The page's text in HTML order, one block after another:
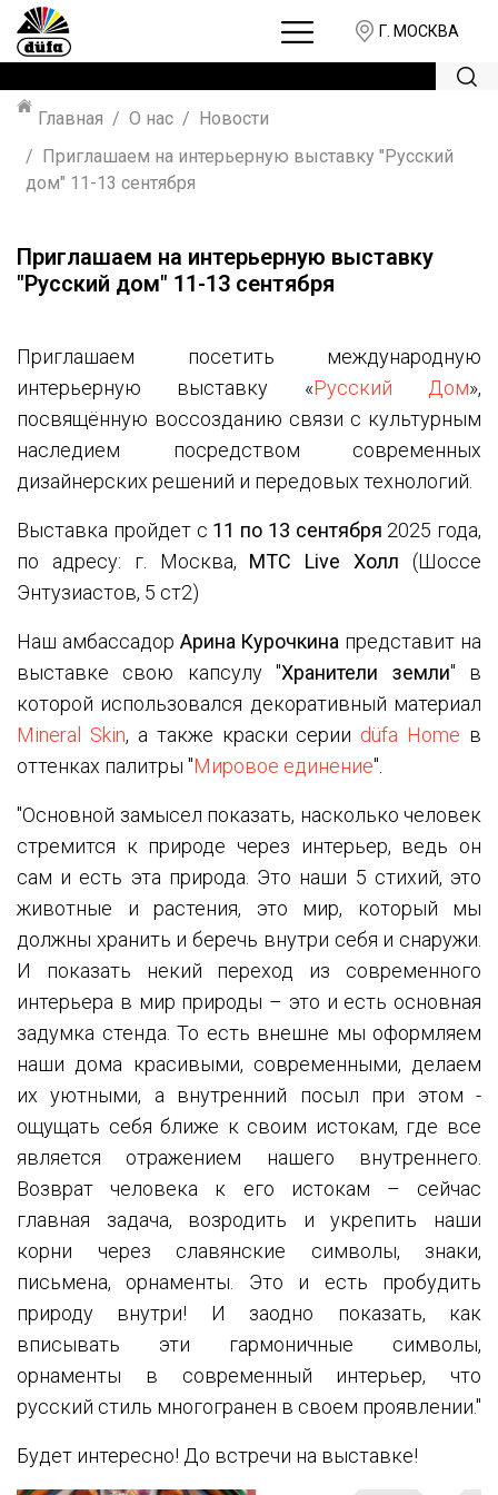
Г. МОСКВА
Главная О нас
Новости
Приглашаем на интерьерную выставку "Русский
дом" 11-13 сентября
Приглашаем на интерьерную выставку
"Русский дом" 11-13 сентября
Приглашаем посетить международную
интерьерную выставку «Русский Дом»,
посвящённую воссозданию связи с культурным
наследием посредством современных
дизайнерских решений и передовых технологий.
Выставка пройдет с 11 по 13 сентября 2025 года,
по адресу: г. Москва, МТС Live Холл (Шоссе
Энтузиастов, 5 ст2)
Наш амбассадор Арина Курочкина представит на
выставке свою капсулу "Хранители земли" в
которой использовался декоративный материал
Mineral Skin, а также краски серии düfa Home в
оттенках палитры "Мировое единение".
"Основной замысел показать, насколько человек
стремится к природе через интерьер, ведь он
сам и есть эта природа. Это наши 5 стихий, это
животные и растения, это мир, который мы
должны хранить и беречь внутри себя и снаружи.
И показать некий переход из современного
интерьера в мир природы – это и есть основная
задумка стенда. То есть внешне мы оформляем
наши дома красивыми, современными, делаем
их уютными, а внутренний посыл при этом -
ощущать себя ближе к своим истокам, где все
является отражением нашего внутреннего.
Возврат человека к его истокам – сейчас
главная задача, возродить и укрепить наши
корни через славянские символы, знаки,
письмена, орнаменты. Это и есть пробудить
природу внутри! И заодно показать, как
вписывать эти гармоничные символы,
орнаменты в современный интерьер, что
русский стиль многогранен в своем проявлении."
Будет интересно! До встречи на выставке!